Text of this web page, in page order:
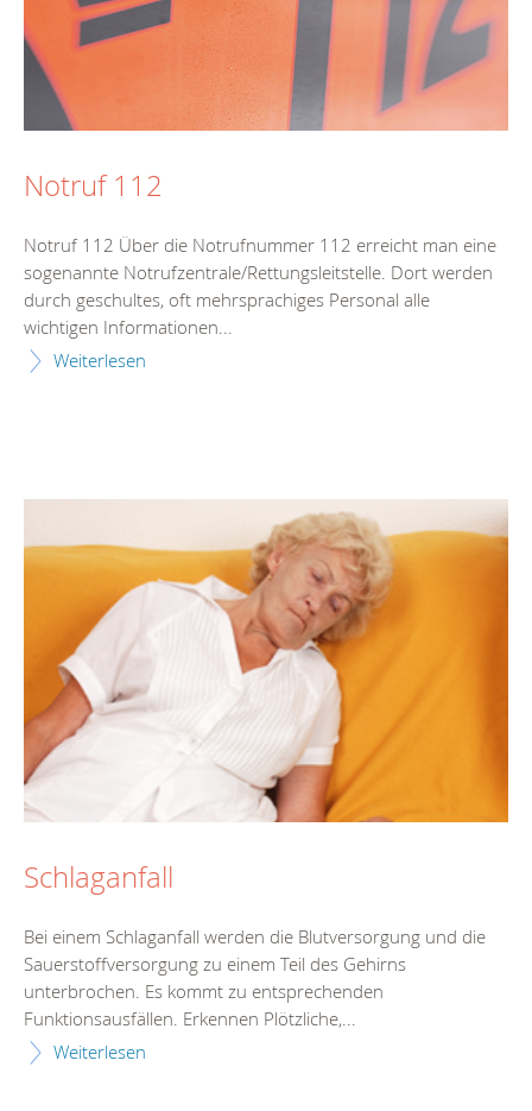
Notruf 112
Notruf 112 Über die Notrufnummer 112 erreicht man eine
sogenannte Notrufzentrale/Rettungsleitstelle. Dort werden
durch geschultes, oft mehrsprachiges Personal alle
wichtigen Informationen...
Weiterlesen
Schlaganfall
Bei einem Schlaganfall werden die Blutversorgung und die
Sauerstoffversorgung zu einem Teil des Gehirns
unterbrochen. Es kommt zu entsprechenden
Funktionsausfällen. Erkennen Plötzliche,...
Weiterlesen